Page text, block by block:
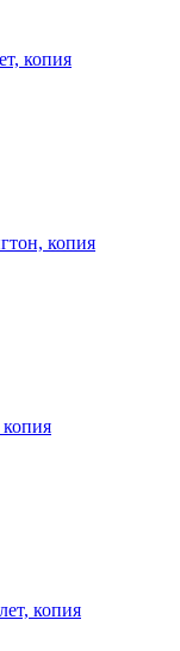
копия
копия
копия